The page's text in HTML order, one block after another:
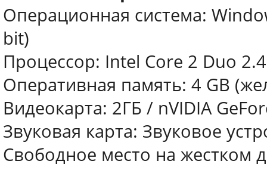
Операционная система:
bit)
Процессор: Intel Core 2 Duo
Оперативная память: 4 GB
Видеокарта: 2ГБ / nVIDIA
Звуковая карта: Звуковое
Свободное место на жестком